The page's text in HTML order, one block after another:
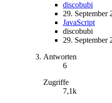
discobubi
29. September
JavaScript
discobubi
29. September
Antworten
6
Zugriffe
7,1k